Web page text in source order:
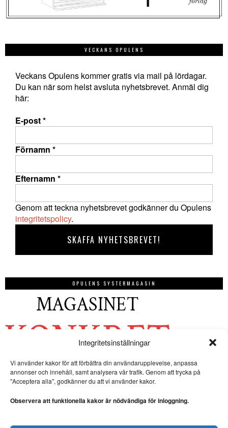
Integritetsinställningar
Vi använder kakor för att förbättra din användarupplevelse, anpassa
annonser och innehåll, samt analysera vår trafik. Genom att trycka på
"Acceptera alla", godkänner du att vi använder kakor.
Observera att funktionella kakor är nödvändiga för inloggning.
VECKANS OPULENS
Veckans Opulens kommer gratis via mail på lördagar.
Du kan när som helst avsluta nyhetsbrevet. Anmäl dig
här:
E-post*
Förnamn *
Efternamn *
Genom att teckna nyhetsbrevet godkänner du Opulens
integritetspolicy.
OPULENS SYSTERMAGASIN